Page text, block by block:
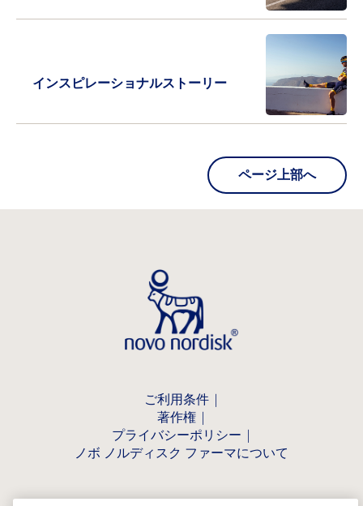
インスピレーショナルストーリー
ページ上部へ
ご利用条件
著作権
プライバシーポリシー
ノボ ノルディスク ファーマについて